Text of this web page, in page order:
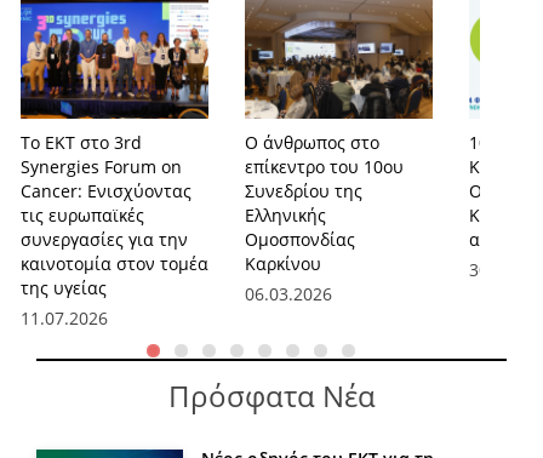
Το ΕΚΤ στο 3rd
Synergies Forum on
Cancer: Ενισχύοντας
τις ευρωπαϊκές
συνεργασίες για την
καινοτομία στον τομέα
της υγείας
11.07.2026
Ο άνθρωπος στο
επίκεντρο του 10ου
Συνεδρίου της
Ελληνικής
Ομοσπονδίας
Καρκίνου
06.03.2026
10ο
Καρκίνο
αιγίδα
Πρόσφατα Νέα